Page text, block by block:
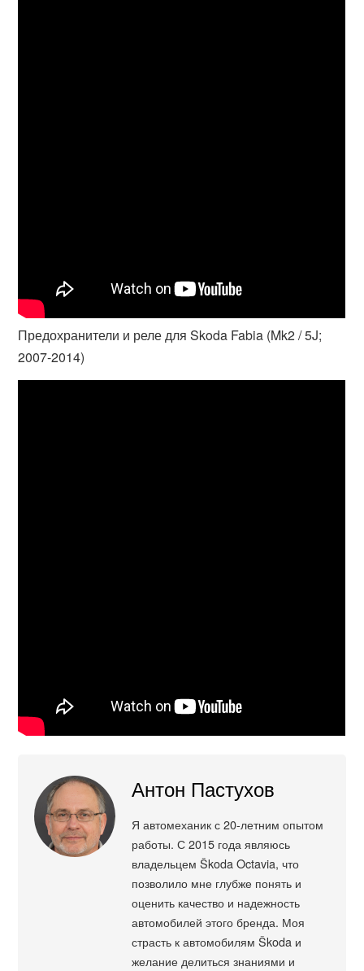
Предохранители и реле для Skoda Fabia (Mk2 / 5J;
2007-2014)
Антон Пастухов
Я автомеханик с 20-летним опытом
работы. С 2015 года являюсь
владельцем Škoda Octavia, что
позволило мне глубже понять и
оценить качество и надежность
автомобилей этого бренда. Моя
страсть к автомобилям Škoda и
желание делиться знаниями и